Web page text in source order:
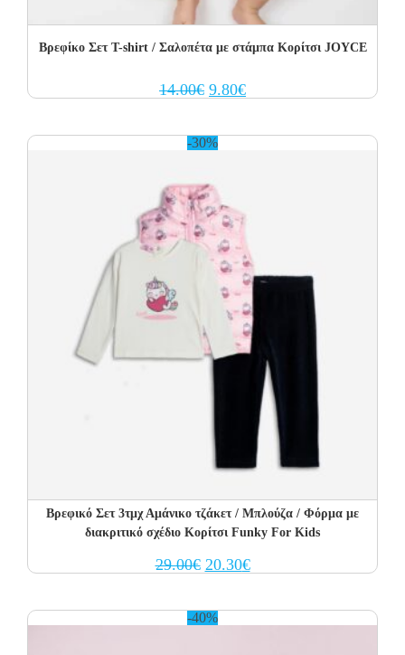
Βρεφίκο Σετ T-shirt / Σαλοπέτα με στάμπα Κορίτσι JOYCE
14.00€ Original
price
9.80€Current
price
-30%
Βρεφικό Σετ 3τμχ Αμάνικο τζάκετ / Μπλούζα / Φόρμα με
διακριτικό σχέδιο Κορίτσι Funky For Kids
29.00€ Original
price
20.30€Current
price
-40%